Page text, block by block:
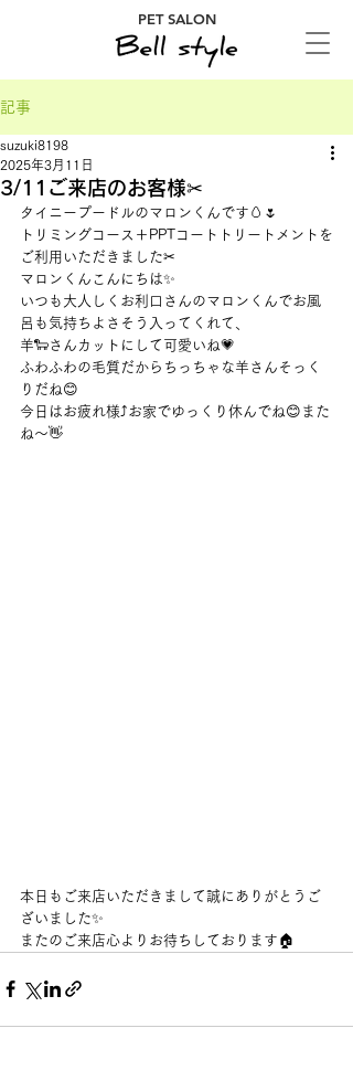
PET SALON
記事
3/11ご来店のお客様✂
suzuki8198
2025年3月11日
タイニープードルのマロンくんです🥚🌷
トリミングコース＋PPTコートトリートメントを
ご利用いただきました✂
マロンくんこんにちは✨
いつも大人しくお利口さんのマロンくんでお風
呂も気持ちよさそう入ってくれて、
羊🐑さんカットにして可愛いね💗
ふわふわの毛質だからちっちゃな羊さんそっく
りだね😊
今日はお疲れ様⤴お家でゆっくり休んでね😊また
ね～👋
本日もご来店いただきまして誠にありがとうご
ざいました✨
またのご来店心よりお待ちしております🏠